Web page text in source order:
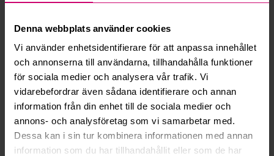
Denna webbplats använder cookies
Vi använder enhetsidentifierare för att anpassa innehållet
och annonserna till användarna, tillhandahålla funktioner
för sociala medier och analysera vår trafik. Vi
vidarebefordrar även sådana identifierare och annan
information från din enhet till de sociala medier och
annons- och analysföretag som vi samarbetar med.
Dessa kan i sin tur kombinera informationen med annan
information som du har tillhandahållit eller som de har
Kan jag ångra ett bud?
Läs fler frågor och svar
Mer från samma kategori